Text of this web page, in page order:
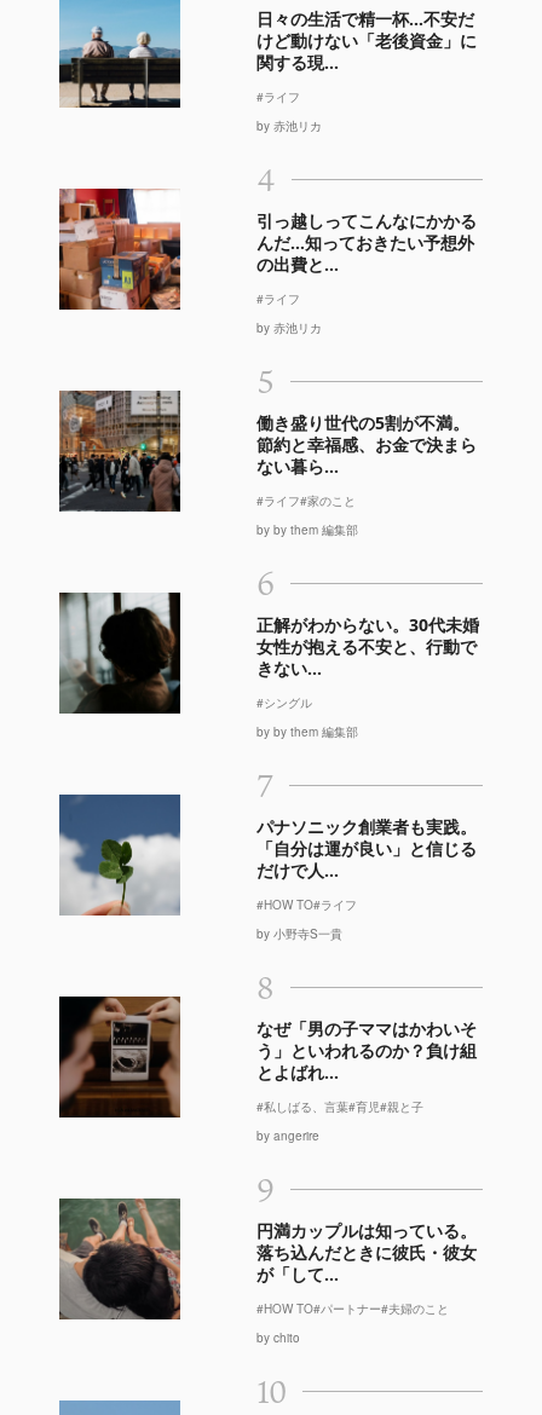
日々の生活で精一杯…不安だ
けど動けない「老後資金」に
関する現...
#ライフ
by 赤池リカ
4
引っ越しってこんなにかかる
んだ…知っておきたい予想外
の出費と...
#ライフ
by 赤池リカ
5
働き盛り世代の5割が不満。
節約と幸福感、お金で決まら
ない暮ら...
#ライフ#家のこと
by by them 編集部
6
正解がわからない。30代未婚
女性が抱える不安と、行動で
きない...
#シングル
by by them 編集部
7
パナソニック創業者も実践。
「自分は運が良い」と信じる
だけで人...
#HOW TO#ライフ
by 小野寺S一貴
8
なぜ「男の子ママはかわいそ
う」といわれるのか？負け組
とよばれ...
#私しばる、言葉#育児#親と子
by angerire
9
円満カップルは知っている。
落ち込んだときに彼氏・彼女
が「して...
#HOW TO#パートナー#夫婦のこと
by chito
10